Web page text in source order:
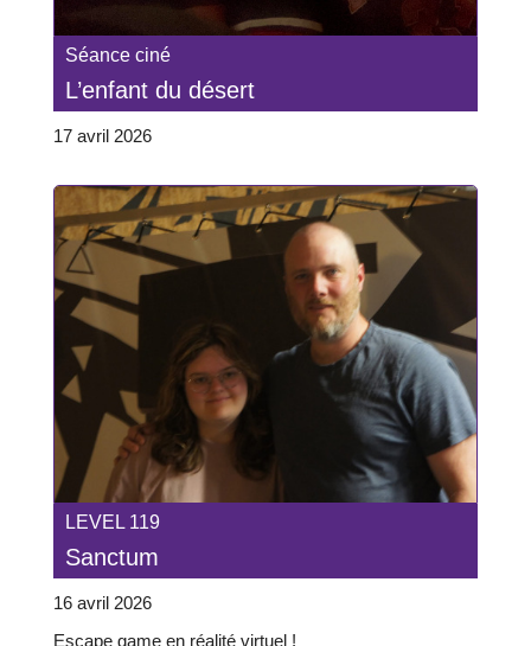
Séance ciné
L’enfant du désert
17 avril 2026
LEVEL 119
Sanctum
16 avril 2026
Escape game en réalité virtuel !